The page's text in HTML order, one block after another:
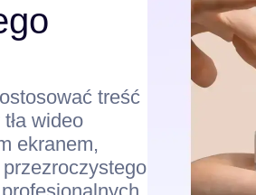
treść
wideo
ekranem,